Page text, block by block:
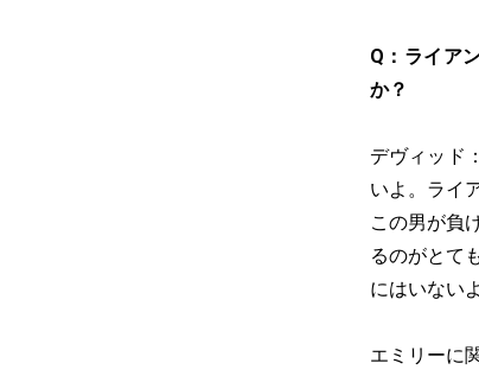
Q：ライア
か？
デヴィッド
いよ。ライ
この男が負
るのがとて
にはいないよ
エミリーに